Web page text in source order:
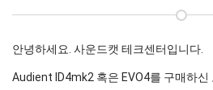
안녕하세요. 사운드캣 테크센터입니다.
Audient ID4mk2 혹은 EVO4를 구매하